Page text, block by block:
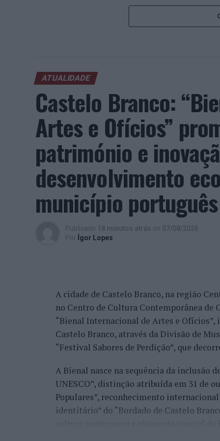
ATUALIDADE
Castelo Branco:
Artes e Ofícios”
património e
desenvolvimento
município português
Publicado 18 minutos atrás on 07/08/2026
Por Ígor Lopes
A cidade de Castelo Branco, na região
no Centro de Cultura Contemporânea de
“Bienal Internacional de Artes e
Castelo Branco, através da Divisão de
“Festival Sabores de Perdição”, que
A Bienal nasce na sequência da inclusão
UNESCO”, distinção atribuída em 31 de
Populares”, reconhecimento
identitário” do “Bordado de Castelo